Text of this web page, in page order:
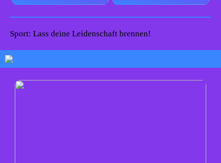
Sport: Lass deine Leidenschaft brennen!